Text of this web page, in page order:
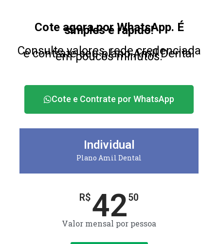
Cote agora por WhatsApp. É
simples e rápido!
Consulte valores, rede credenciada
e contrate seu plano Amil Dental
em poucos minutos.
Cote e Contrate por WhatsApp
Individual
Plano Amil Dental
R$4250
Valor mensal por pessoa